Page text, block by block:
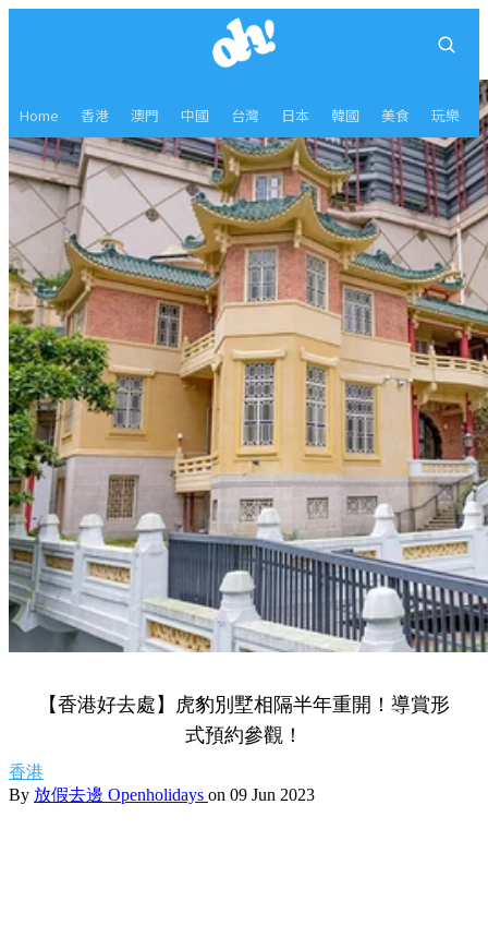
Home 香港 澳門 中國 台灣 日本 韓國 美食 玩樂
【香港好去處】虎豹別墅相隔半年重開！導賞形
式預約參觀！
香港
By 放假去邊 Openholidays on 09 Jun 2023